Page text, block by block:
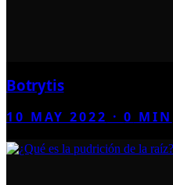
Botrytis
10 MAY 2022 ·0 MIN